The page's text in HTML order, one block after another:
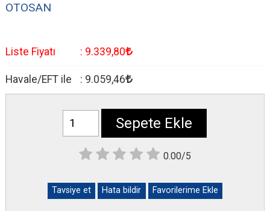
OTOSAN
Liste Fiyatı : 9.339,80
Havale/EFT ile : 9.059,46
Sepete Ekle
0.00/5
Tavsiye et Hata bildir Favorilerime Ekle